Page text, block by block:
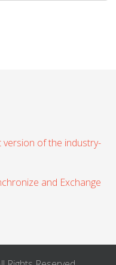
version of the industry-
and Exchange